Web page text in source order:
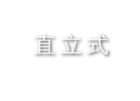
直立式